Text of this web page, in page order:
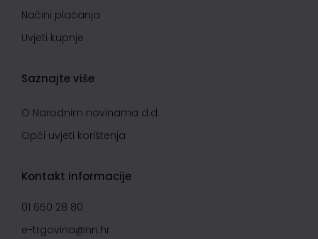
Načini plaćanja
Uvjeti kupnje
Saznajte više
O Narodnim novinama d.d.
Opći uvjeti korištenja
Kontakt informacije
01 650 28 80
e-trgovina@nn.hr